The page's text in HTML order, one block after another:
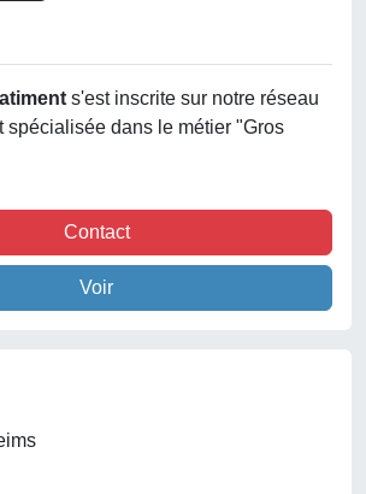
s'est inscrite sur notre réseau
spécialisée dans le métier "Gros
Contact
Voir